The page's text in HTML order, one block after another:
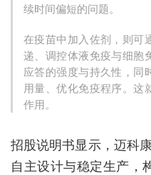
续时间偏短的问题。
在疫苗中加入佐剂，则可
递、调控体液免疫与细胞
应答的强度与持久性，同
用量、优化免疫程序。这
作用。
招股说明书显示，迈科
自主设计与稳定生产，